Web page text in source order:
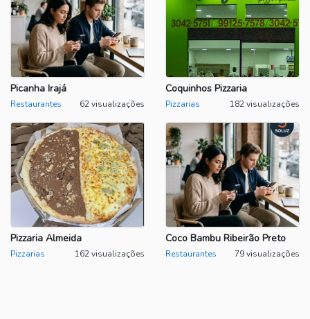
Picanha Irajá
Restaurantes 62 visualizações
Coquinhos Pizzaria
Pizzarias 182 visualizações
Pizzaria Almeida
Pizzarias 162 visualizações
Coco Bambu Ribeirão Preto
Restaurantes 79 visualizações